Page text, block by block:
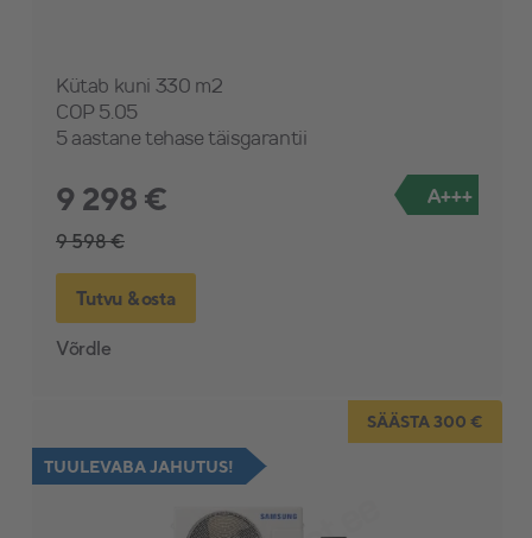
Kütab kuni 330 m2
COP 5.05
5 aastane tehase täisgarantii
9 298 €
9 598 €
A+++
Tutvu & osta
Võrdle
SÄÄSTA 300 €
TUULEVABA JAHUTUS!